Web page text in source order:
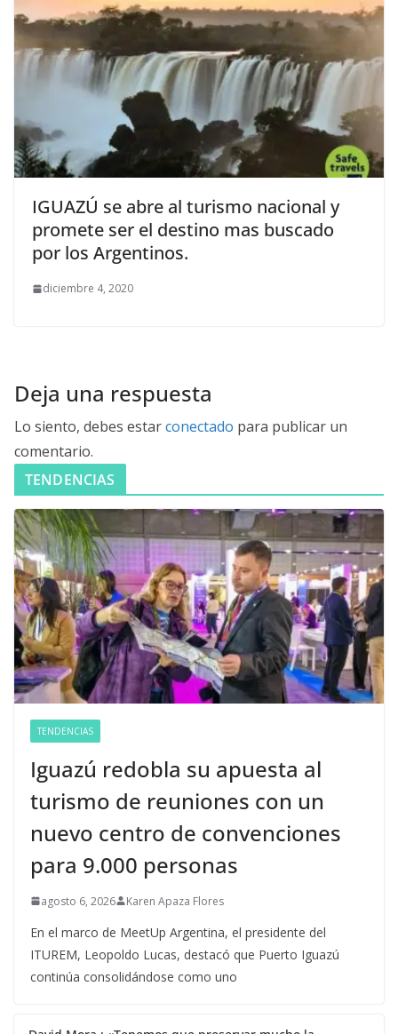
IGUAZÚ se abre al turismo nacional y
promete ser el destino mas buscado
por los Argentinos.
diciembre 4, 2020
Deja una respuesta
Lo siento, debes estarconectado para publicar un
comentario.
TENDENCIAS
TENDENCIAS
Iguazú redobla su apuesta al
turismo de reuniones con un
nuevo centro de convenciones
para 9.000 personas
agosto 6, 2026 Karen Apaza Flores
En el marco de MeetUp Argentina, el presidente del
ITUREM, Leopoldo Lucas, destacó que Puerto Iguazú
continúa consolidándose como uno